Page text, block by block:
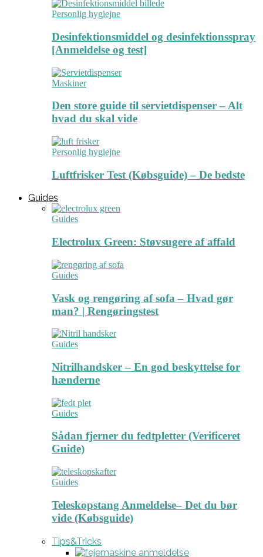
Personlig hygiejne
Desinfektionsmiddel og desinfektionsspray
[Anmeldelse og test]
Maskiner
Den store guide til servietdispenser – Alt
hvad du skal vide
Personlig hygiejne
Luftfrisker Test (Købsguide) – De bedste
Guides
Guides
Electrolux Green: Støvsugere af affald
Guides
Vask og rengøring af sofa – Hvad gør
man? | Rengøringstest
Guides
Nitrilhandsker – En god beskyttelse for
hænderne
Guides
Sådan fjerner du fedtpletter (Verificeret
Guide)
Guides
Teleskopstang Anmeldelse– Det du bør
vide (Købsguide)
Tips&Tricks